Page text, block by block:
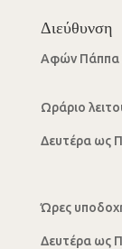
Διεύθυνση
Αφών Πάππα
Ωράριο
Δευτέρα ως
Ώρες
Δευτέρα ως